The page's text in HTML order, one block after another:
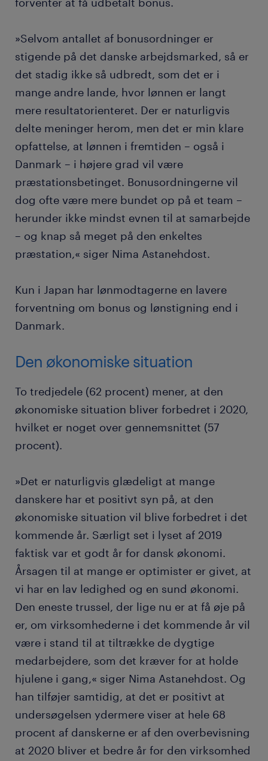
»Selvom antallet af bonusordninger er
stigende på det danske arbejdsmarked, så er
det stadig ikke så udbredt, som det er i
mange andre lande, hvor lønnen er langt
mere resultatorienteret. Der er naturligvis
delte meninger herom, men det er min klare
opfattelse, at lønnen i fremtiden – også i
Danmark – i højere grad vil være
præstationsbetinget. Bonusordningerne vil
dog ofte være mere bundet op på et team –
herunder ikke mindst evnen til at samarbejde
– og knap så meget på den enkeltes
præstation,« siger Nima Astanehdost.
Kun i Japan har lønmodtagerne en lavere
forventning om bonus og lønstigning end i
Danmark.
Den økonomiske situation
To tredjedele (62 procent) mener, at den
økonomiske situation bliver forbedret i 2020,
hvilket er noget over gennemsnittet (57
procent).
»Det er naturligvis glædeligt at mange
danskere har et positivt syn på, at den
økonomiske situation vil blive forbedret i det
kommende år. Særligt set i lyset af 2019
faktisk var et godt år for dansk økonomi.
Årsagen til at mange er optimister er givet, at
vi har en lav ledighed og en sund økonomi.
Den eneste trussel, der lige nu er at få øje på
er, om virksomhederne i det kommende år vil
være i stand til at tiltrække de dygtige
medarbejdere, som det kræver for at holde
hjulene i gang,« siger Nima Astanehdost. Og
han tilføjer samtidig, at det er positivt at
undersøgelsen ydermere viser at hele 68
procent af danskerne er af den overbevisning
at 2020 bliver et bedre år for den virksomhed